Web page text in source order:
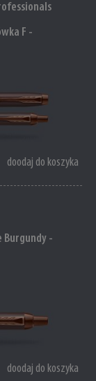
F -
doodaj do koszyka
Burgundy -
doodaj do koszyka